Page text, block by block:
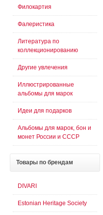
Филокартия
Фалеристика
Литература по
коллекционированию
Другие увлечения
Иллюстрированные
альбомы для марок
Идеи для подарков
Альбомы для марок, бон и
монет России и СССР
Товары по брендам
DIVARI
Estonian Heritage Society